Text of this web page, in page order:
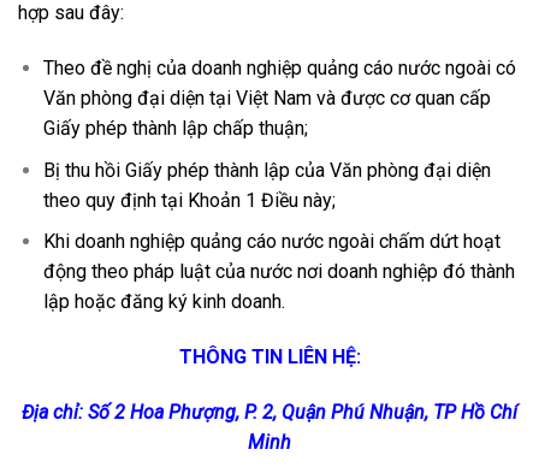
hợp sau đây:
Theo đề nghị của doanh nghiệp quảng cáo nước ngoài có
Văn phòng đại diện tại Việt Nam và được cơ quan cấp
Giấy phép thành lập chấp thuận;
Bị thu hồi Giấy phép thành lập của Văn phòng đại diện
theo quy định tại Khoản 1 Điều này;
Khi doanh nghiệp quảng cáo nước ngoài chấm dứt hoạt
động theo pháp luật của nước nơi doanh nghiệp đó thành
lập hoặc đăng ký kinh doanh.
THÔNG TIN LIÊN HỆ:
Địa chỉ: Số 2 Hoa Phượng, P. 2, Quận Phú Nhuận, TP Hồ Chí
Minh